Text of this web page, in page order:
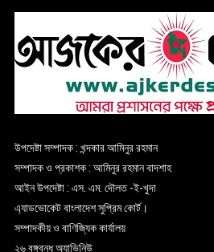
উপদেষ্টা সম্পাদক : খন্দকার আমিনুর রহমান
সম্পাদক ও প্রকাশক : আমিনুর রহমান বাদশাহ
আইন উপদেষ্টা : এস. এম. দৌলত -ই-খুদা
এ্যাডভোকেট বাংলাদেশ সুপ্রিম কোর্ট।
সম্পাদকীয় ও বাণিজ্যিক কার্যালয়
২৬ বঙ্গবন্ধু অ্যাভিনিউ